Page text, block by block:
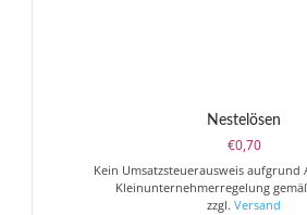
Nestelösen
€0,70
Kein Umsatzsteuerausweis aufgrund
Kleinunternehmerregelung
zzgl. Versand